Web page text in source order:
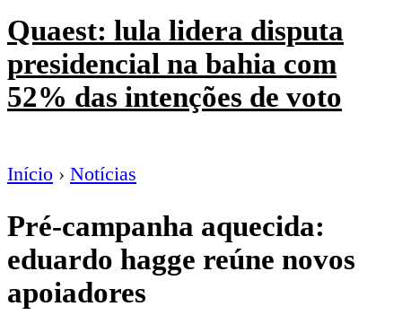
Quaest: lula lidera disputa
presidencial na bahia com
52% das intenções de voto
Início › Notícias
Pré-campanha aquecida:
eduardo hagge reúne novos
apoiadores